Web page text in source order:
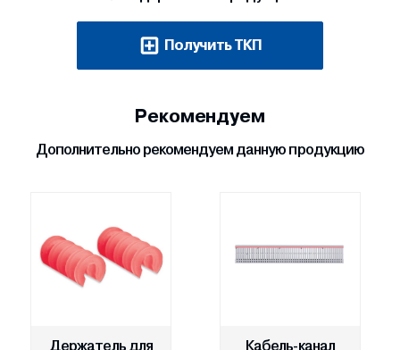
Получить ТКП
Рекомендуем
Дополнительно рекомендуем данную продукцию
Держатель для
Кабель-канал